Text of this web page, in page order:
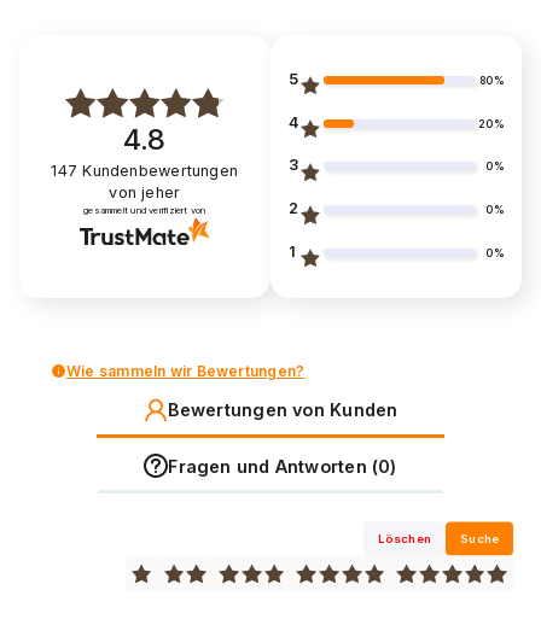
4.8
147 Kundenbewertungen
von jeher
gesammelt und verifiziert von
5 80%
4 20%
3 0%
2 0%
1 0%
Wie sammeln wir Bewertungen?
Bewertungen von Kunden
Fragen und Antworten (0)
Löschen Suche